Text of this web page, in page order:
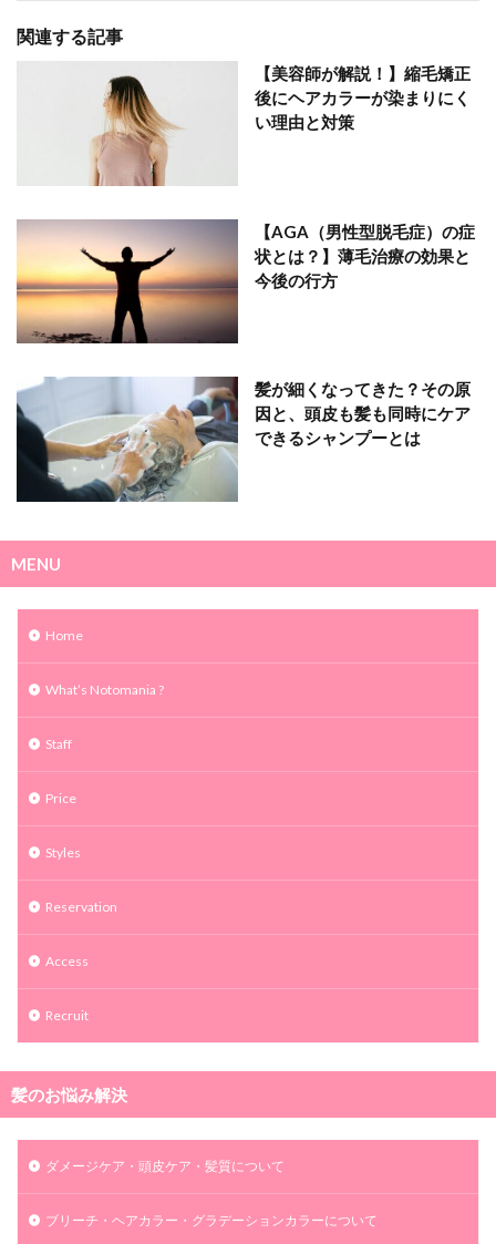
関連する記事
【美容師が解説！】縮毛矯正
後にヘアカラーが染まりにく
い理由と対策
【AGA（男性型脱毛症）の症
状とは？】薄毛治療の効果と
今後の行方
髪が細くなってきた？その原
因と、頭皮も髪も同時にケア
できるシャンプーとは
MENU
Home
What’s Notomania ?
Staff
Price
Styles
Reservation
Access
Recruit
髪のお悩み解決
ダメージケア・頭皮ケア・髪質について
ブリーチ・ヘアカラー・グラデーションカラーについて